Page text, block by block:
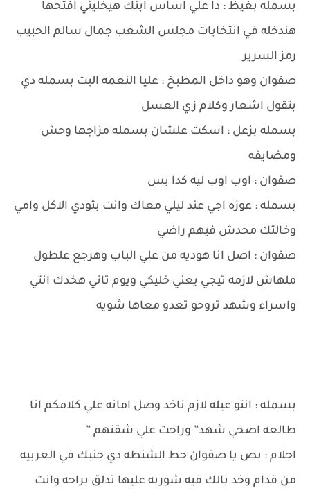
بسمله بغيظ : دا علي اساس ابنك هيخليني افتحها
هندخله في انتخابات مجلس الشعب جمال سالم الحبيب
رمز السرير
صفوان وهو داخل المطبخ : عليا النعمه البت بسمله دي
بتقول اشعار وكلام زي العسل
بسمله بزعل : اسكت علشان بسمله مزاجها وحش
ومضايقه
صفوان : اوب اوب ليه كدا بس
بسمله : عوزه اجي عند ليلي معاك وانت بتودي الاكل وامي
وخالتك محدش فيهم راضي
صفوان : اصل انا هوديه من علي الباب وهرجع علطول
ملهاش لازمه تيجي يعني خليكي ويوم تاني هخدك انتي
واسراء وشهد تروحو تعدو معاها شويه
بسمله : انتو عيله لازم ناخد وصل امانه علي كلامكم انا
طالعه اصحي شهد” وراحت علي شقتهم ”
احلام : بص يا صفوان حط الشنطه دي جنبك في العربيه
من قدام وخد بالك فيه شوربه عليها تدلق براحه وانت